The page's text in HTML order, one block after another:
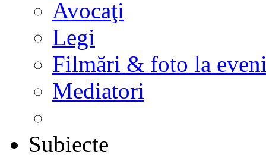
Avocaţi
Legi
Filmări & foto la
Mediatori
Subiecte